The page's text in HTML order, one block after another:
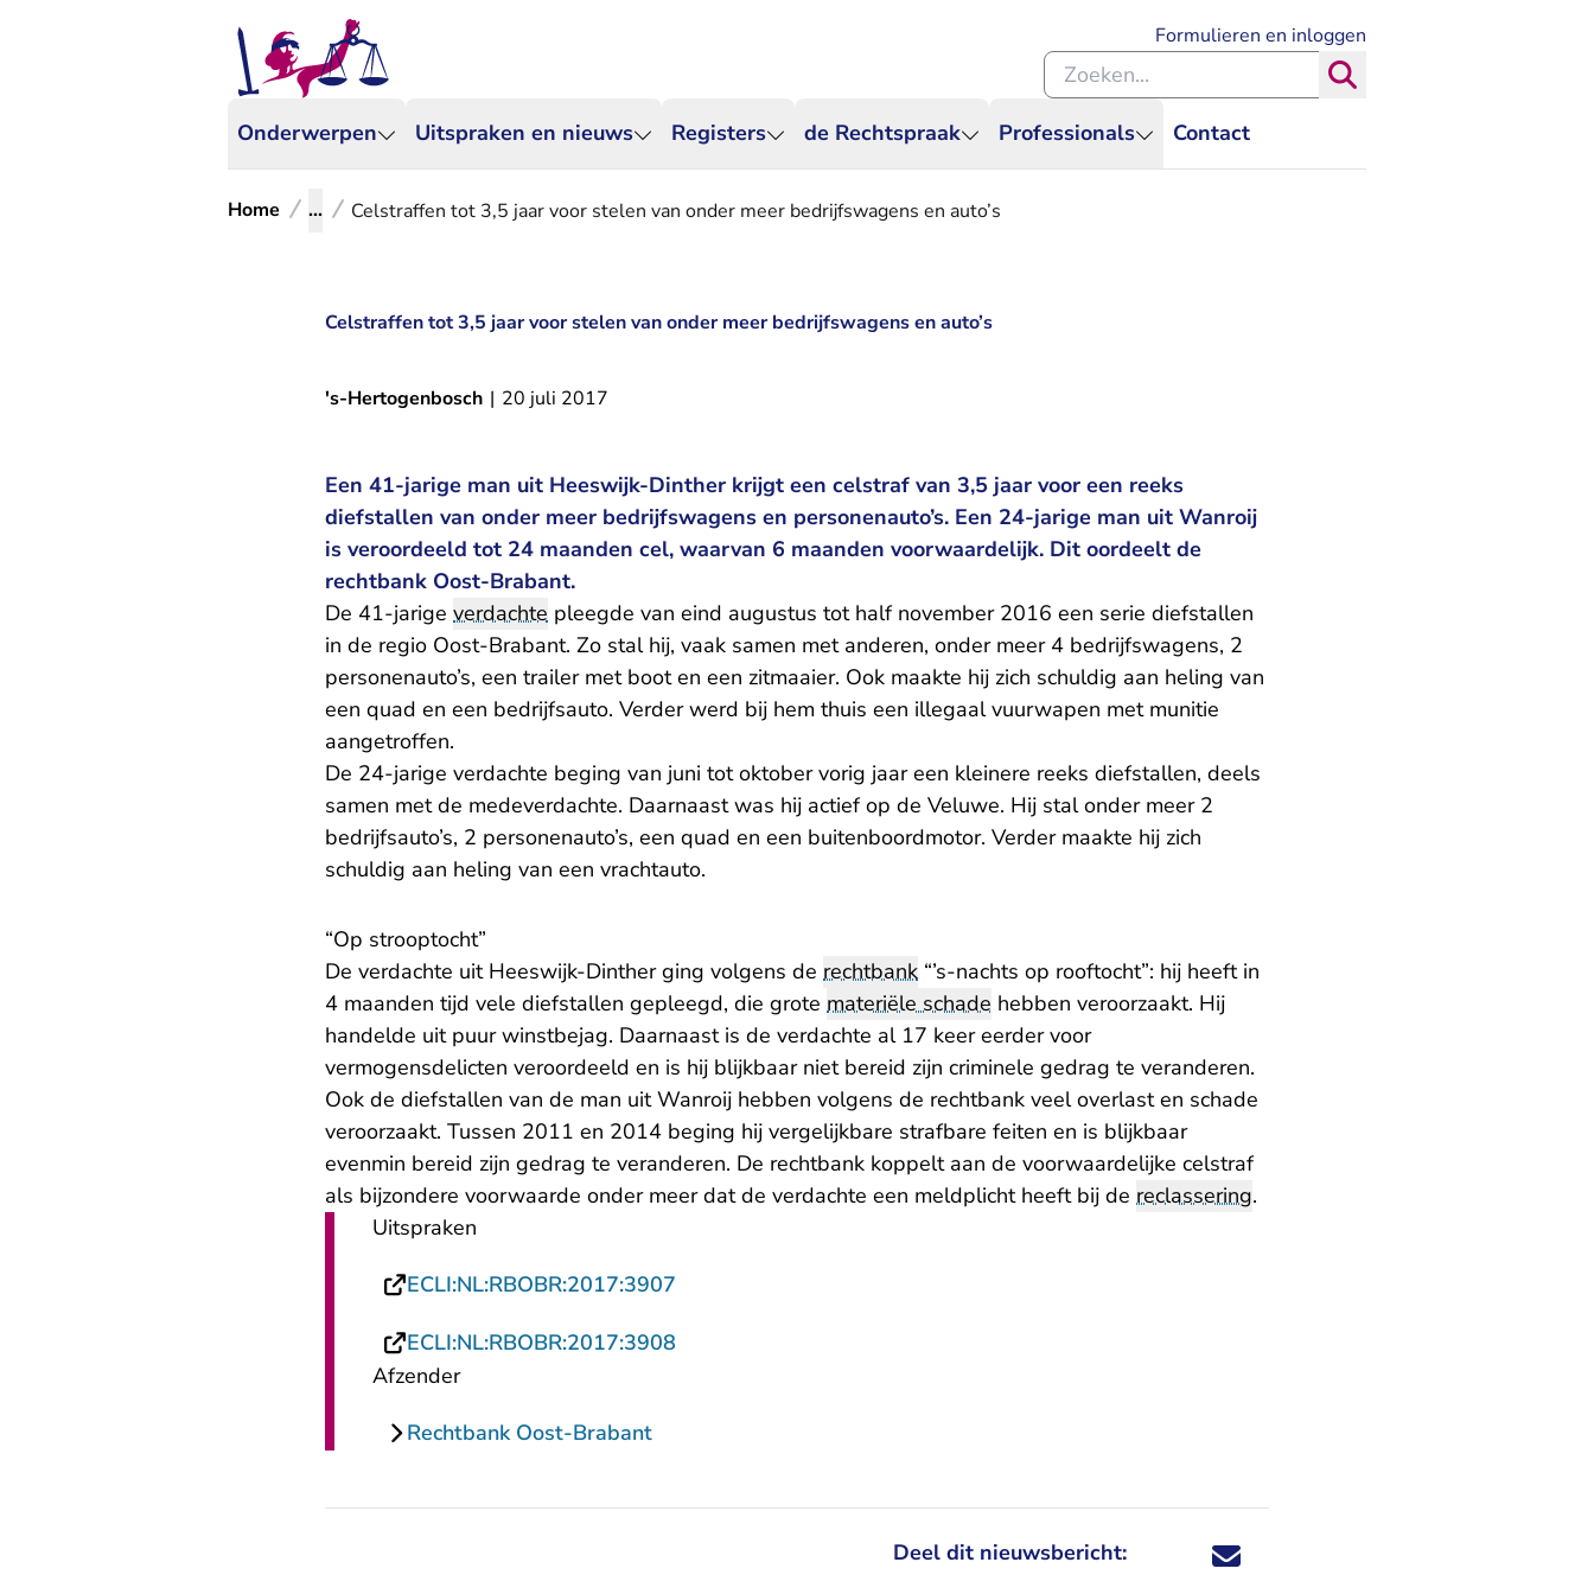
Onderwerpen Uitspraken en nieuws Registers de Rechtspraak Professionals Contact
Formulieren en inloggen
Zoeken binnen de Rechtspraak
Home ... Celstraffen tot 3,5 jaar voor stelen van onder meer bedrijfswagens en auto’s
Celstraffen tot 3,5 jaar voor stelen van onder meer bedrijfswagens en auto’s
's-Hertogenbosch | 20 juli 2017
Een 41-jarige man uit Heeswijk-Dinther krijgt een celstraf van 3,5 jaar voor een reeks
diefstallen van onder meer bedrijfswagens en personenauto’s. Een 24-jarige man uit Wanroij
is veroordeeld tot 24 maanden cel, waarvan 6 maanden voorwaardelijk. Dit oordeelt de
rechtbank Oost-Brabant.
De 41-jarige verdachte pleegde van eind augustus tot half november 2016 een serie diefstallen
in de regio Oost-Brabant. Zo stal hij, vaak samen met anderen, onder meer 4 bedrijfswagens, 2
personenauto’s, een trailer met boot en een zitmaaier. Ook maakte hij zich schuldig aan heling van
een quad en een bedrijfsauto. Verder werd bij hem thuis een illegaal vuurwapen met munitie
aangetroffen.
De 24-jarige verdachte beging van juni tot oktober vorig jaar een kleinere reeks diefstallen, deels
samen met de medeverdachte. Daarnaast was hij actief op de Veluwe. Hij stal onder meer 2
bedrijfsauto’s, 2 personenauto’s, een quad en een buitenboordmotor. Verder maakte hij zich
schuldig aan heling van een vrachtauto.
​“Op strooptocht”
De verdachte uit Heeswijk-Dinther ging volgens de rechtbank “’s-nachts op rooftocht”: hij heeft in
4 maanden tijd vele diefstallen gepleegd, die grote materiële schade hebben veroorzaakt. Hij
handelde uit puur winstbejag. Daarnaast is de verdachte al 17 keer eerder voor
vermogensdelicten veroordeeld en is hij blijkbaar niet bereid zijn criminele gedrag te veranderen.
Ook de diefstallen van de man uit Wanroij hebben volgens de rechtbank veel overlast en schade
veroorzaakt. Tussen 2011 en 2014 beging hij vergelijkbare strafbare feiten en is blijkbaar
evenmin bereid zijn gedrag te veranderen. De rechtbank koppelt aan de voorwaardelijke celstraf
als bijzondere voorwaarde onder meer dat de verdachte een meldplicht heeft bij de reclassering.
Uitspraken
ECLI:NL:RBOBR:2017:3907
ECLI:NL:RBOBR:2017:3908
Afzender
Rechtbank Oost-Brabant
Deel dit nieuwsbericht: Deel dit nieuwsbericht via X - U verlaat
Deel dit nieuwsbericht via Facebook - U
Deel dit nieuwsbericht via e-mail
Deel dit nieuwsbericht via LinkedIn - U